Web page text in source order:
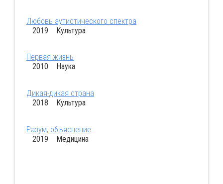
Любовь аутистического спектра
2019 Культура
Первая жизнь
2010 Наука
Дикая-дикая страна
2018 Культура
Разум, объяснение
2019 Медицина